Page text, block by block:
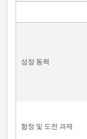
성장 동력
함정 및 도전 과제